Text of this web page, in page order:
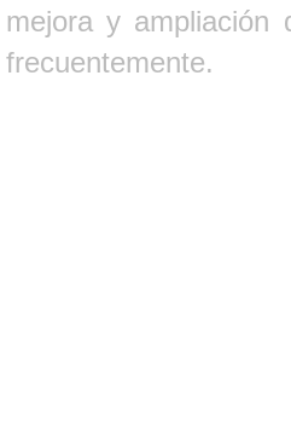
mejora y ampliación
frecuentemente.